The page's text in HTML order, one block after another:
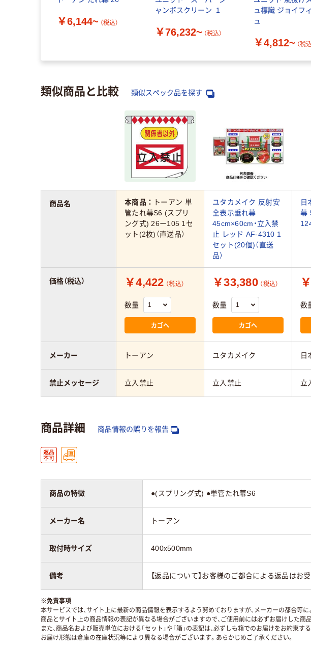
￥6,144~ （税込）
ャンボスクリーン_1
￥76,232~ （税込）
ュ標識 ジョイフ
ュ
￥4,812~ （税込
類似商品と比較 類似スペック品を探す
本商品：
トーアン 単
管たれ幕S6 (スプリ
ング式) 26ー105 1セ
ット(2枚)（直送品）
ユタカメイク 反射安
全表示垂れ幕
45cm×60cm・立入禁
止 レッド AF-4310 1
セット(20個)（直送
品）
日
幕
￥4,422 （税込）
数量
カゴへ
￥33,380 （税込）
数量
カゴへ
数
トーアン ユタカメイク 日
立入禁止 立入禁止 立
商品名
価格（税込）
メーカー
禁止メッセージ
商品詳細 商品情報の誤りを報告
商品の特徴 ●(スプリング式) ●単管たれ幕S6
メーカー名 トーアン
取付時サイズ 400x500mm
備考 【返品について】お客様のご都合による返品はお
※免責事項
本サービスでは、サイト上に最新の商品情報を表示するよう努めておりますが、メーカーの都合等に
商品とサイト上の商品情報の表記が異なる場合がございますので、ご使用前には必ずお届けした
また、商品名および販売単位における「セット」や「箱」の表記は、必ずしも箱でのお届けをお約束す
お届け形態は倉庫の在庫状況等により異なる場合がございます。あらかじめご了承ください。